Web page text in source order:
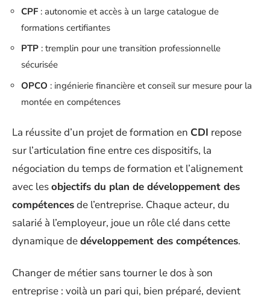
CPF : autonomie et accès à un large catalogue de
formations certifiantes
PTP : tremplin pour une transition professionnelle
sécurisée
OPCO : ingénierie financière et conseil sur mesure pour la
montée en compétences
La réussite d’un projet de formation en CDI repose
sur l’articulation fine entre ces dispositifs, la
négociation du temps de formation et l’alignement
avec lesobjectifs du plan de développement des
compétencesde l’entreprise. Chaque acteur, du
salarié à l’employeur, joue un rôle clé dans cette
dynamique dedéveloppement des compétences.
Changer de métier sans tourner le dos à son
entreprise : voilà un pari qui, bien préparé, devient